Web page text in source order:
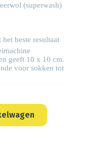
(superwash)
beste resultaat
geeft 10 x 10 cm.
voor sokken tot